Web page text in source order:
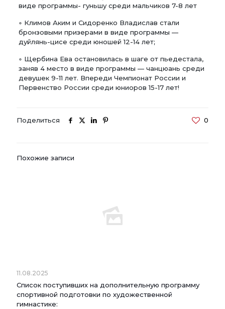
виде программы- гуньшу среди мальчиков 7-8 лет
◦ Климов Аким и Сидоренко Владислав стали
бронзовыми призерами в виде программы —
дуйлянь-цисе среди юношей 12-14 лет;
◦ Щербина Ева остановилась в шаге от пьедестала,
заняв 4 место в виде программы — чанцюань среди
девушек 9-11 лет. Впереди Чемпионат России и
Первенство России среди юниоров 15-17 лет!
Поделиться 0
Похожие записи
11.08.2025
Список поступивших на дополнительную программу
спортивной подготовки по художественной
гимнастике: